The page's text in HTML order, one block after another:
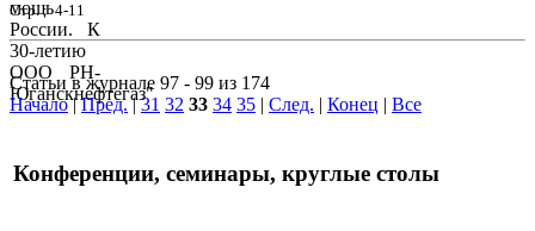
Стр. : 4-11
Статьи в журнале 97 - 99 из 174
Начало|Пред.|31 32 33 34 35 | След. | Конец | Все
Конференции, семинары, круглые столы